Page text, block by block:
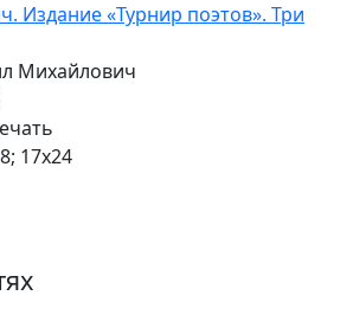
Издание «Турнир поэтов». Три
Михайлович
17х24